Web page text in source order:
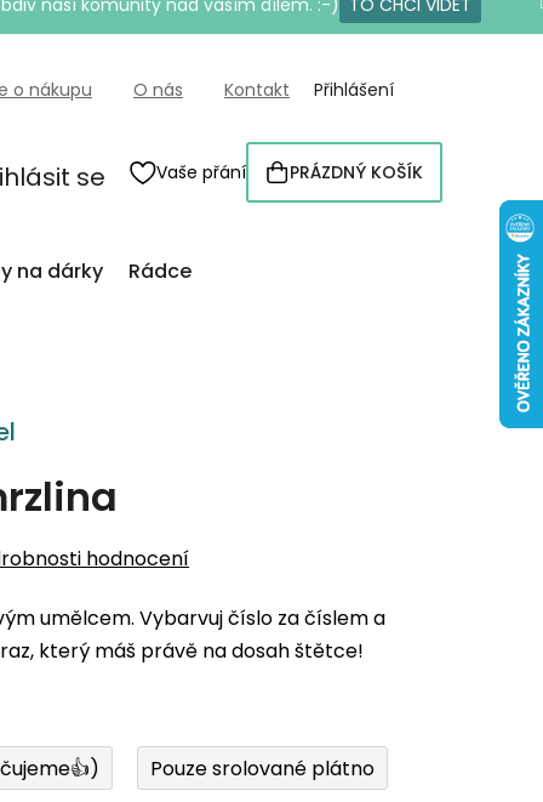
naší komunity nad vaším dílem. :-) TO CHCI VIDĚT
o nákupu O nás Kontakt Přihlášení
se Vaše přání
NÁKUPNÍ
KOŠÍK
PRÁZDNÝ KOŠÍK
na dárky Rádce
hodnocení
umělcem. Vybarvuj číslo za číslem a
který máš právě na dosah štětce!
Pouze srolované plátno